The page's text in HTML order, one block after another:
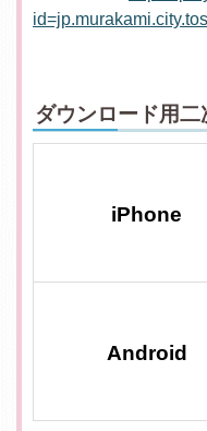
ダウンロード用二
iPhone
Android